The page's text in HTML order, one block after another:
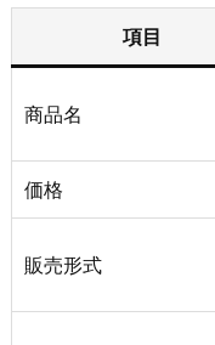
項目
商品名
価格
販売形式